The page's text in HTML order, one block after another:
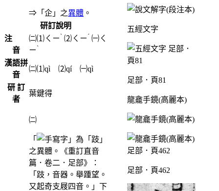
⇒「企」之異體 。
研訂說明
注
音
㈡⑴ㄑㄧ ˋ ⑵ㄑㄧ ˊ ㈠ㄑ
ㄧ ˋ
漢語拼
音
㈡⑴qì ⑵qí ㈠qì
研 訂
者
葉鍵得
㈡
「
」為「跂」
之異體。《重訂直音
篇．卷二．足部》：
「跂，音器。舉踵望。
又起奇支屐四音。」下
五經文字
足部．頁81
龍龕手鏡(高麗本)
足部．頁462